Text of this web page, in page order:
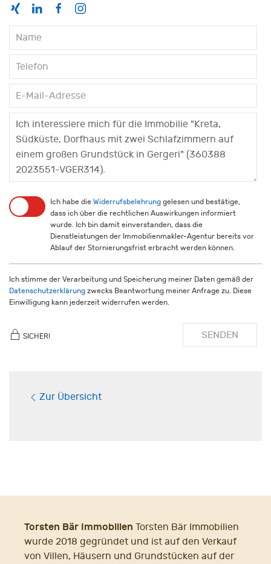
Ich habe die Widerrufsbelehrung gelesen und bestätige,
dass ich über die rechtlichen Auswirkungen informiert
wurde. Ich bin damit einverstanden, dass die
Dienstleistungen der Immobilienmakler-Agentur bereits vor
Ablauf der Stornierungsfrist erbracht werden können.
Ich stimme der Verarbeitung und Speicherung meiner Daten gemäß der
Datenschutzerklärung zwecks Beantwortung meiner Anfrage zu. Diese
Einwilligung kann jederzeit widerrufen werden.
SICHER! SENDEN
Zur Übersicht
Torsten Bär Immobilien Torsten Bär Immobilien
wurde 2018 gegründet und ist auf den Verkauf
von Villen, Häusern und Grundstücken auf der